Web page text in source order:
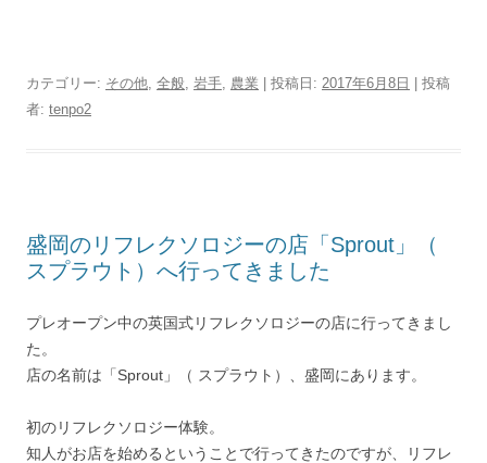
カテゴリー: その他, 全般, 岩手, 農業 | 投稿日: 2017年6月8日
投稿
者: tenpo2
盛岡のリフレクソロジーの店「Sprout」（
スプラウト）へ行ってきました
プレオープン中の英国式リフレクソロジーの店に行ってきまし
た。
店の名前は「Sprout」（ スプラウト）、盛岡にあります。
初のリフレクソロジー体験。
知人がお店を始めるということで行ってきたのですが、リフレ